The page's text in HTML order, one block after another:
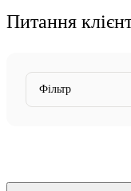
Питання
Фільтр